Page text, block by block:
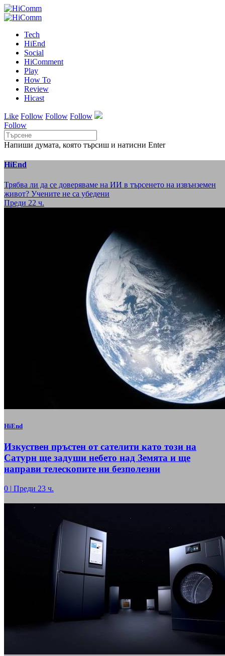
Tech
HiEnd
Social
HiComment
Play
How To
Review
Hicast
Like Follow Follow Follow
Follow
Напиши думата, която търсиш и натисни Enter
HiEnd
Трябва ли да се доверяваме на ИИ в търсенето на извънземен
живот? Учените не са убедени
Преди 22 ч.
HiEnd
Изкуствен пръстен от сателити като този на
Сатурн ще задуши небето над Земята и ще
направи телескопите ни безполезни
0 | Преди 23 ч.